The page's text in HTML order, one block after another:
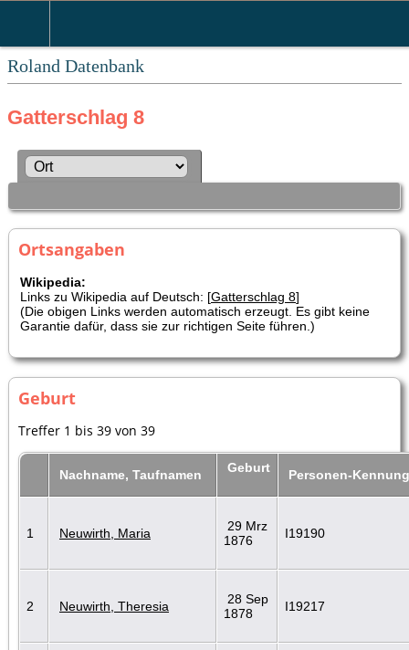
Roland Datenbank
Gatterschlag 8
Ortsangaben
Wikipedia:
Links zu Wikipedia auf Deutsch: [Gatterschlag 8]
(Die obigen Links werden automatisch erzeugt. Es gibt keine
Garantie dafür, dass sie zur richtigen Seite führen.)
Geburt
Treffer 1 bis 39 von 39
Nachname, Taufnamen Geburt Personen-Kennung
1 Neuwirth, Maria
29 Mrz
1876
I19190
2 Neuwirth, Theresia
28 Sep
1878
I19217